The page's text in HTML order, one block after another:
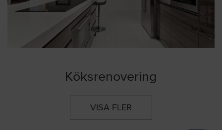
Köksrenovering
VISA FLER